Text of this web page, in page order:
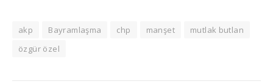
akp Bayramlaşma chp manşet
mutlak butlan
özgür özel